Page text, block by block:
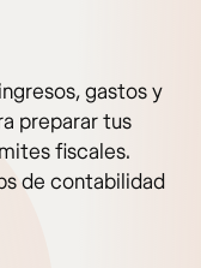
gastos y
preparar tus
fiscales.
de contabilidad